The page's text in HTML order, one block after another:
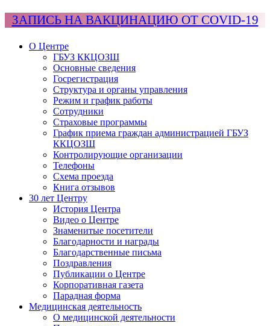
ЗАПИСЬ НА ВАКЦИНАЦИЮ ОТ COVID-19
О Центре
ГБУЗ ККЦОЗШ
Основные сведения
Госрегистрация
Структура и органы управления
Режим и график работы
Сотрудники
Страховые программы
График приема граждан администрацией ГБУЗ
ККЦОЗШ
Контролирующие организации
Телефоны
Схема проезда
Книга отзывов
30 лет Центру
История Центра
Видео о Центре
Знаменитые посетители
Благодарности и награды
Благодарственные письма
Поздравления
Публикации о Центре
Корпоративная газета
Парадная форма
Медицинская деятельность
О медицинской деятельности